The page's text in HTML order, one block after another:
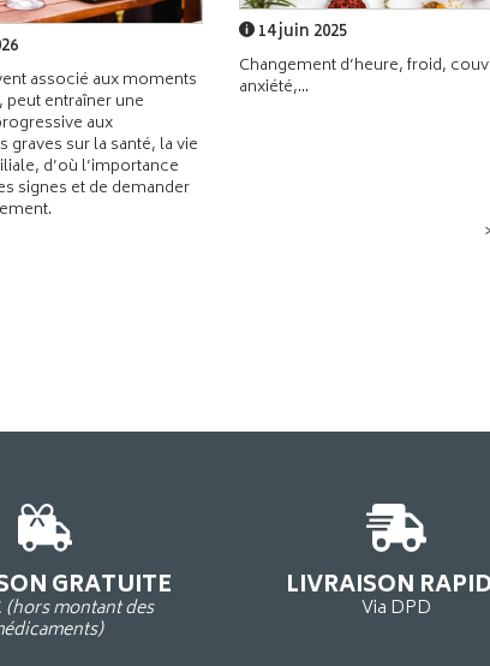
associé aux moments
peut entraîner une
aux
graves sur la santé, la vie
d’où l’importance
signes et de demander
14 juin 2025
Changement d’heure, froid,
anxiété,...
GRATUITE
(hors montant des
LIVRAISON
Via DPD